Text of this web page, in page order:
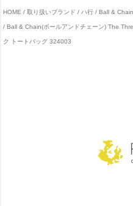
HOME 取り扱いブランド ハ行 Ball &
Ball & Chain(ボールアンドチェーン) The
ク トートバッグ 324003